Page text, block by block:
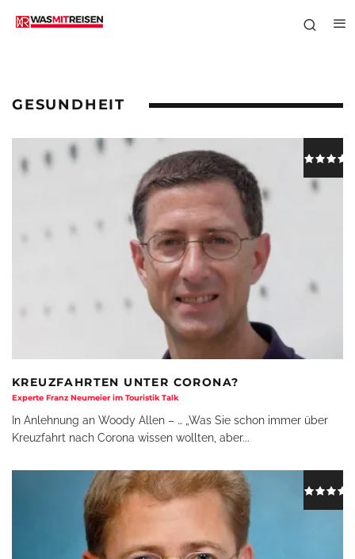
GESUNDHEIT
KREUZFAHRTEN UNTER CORONA?
Experte Franz Neumeier im Touristik Talk
In Anlehnung an Woody Allen – … „Was Sie schon immer über
Kreuzfahrt nach Corona wissen wollten, aber...